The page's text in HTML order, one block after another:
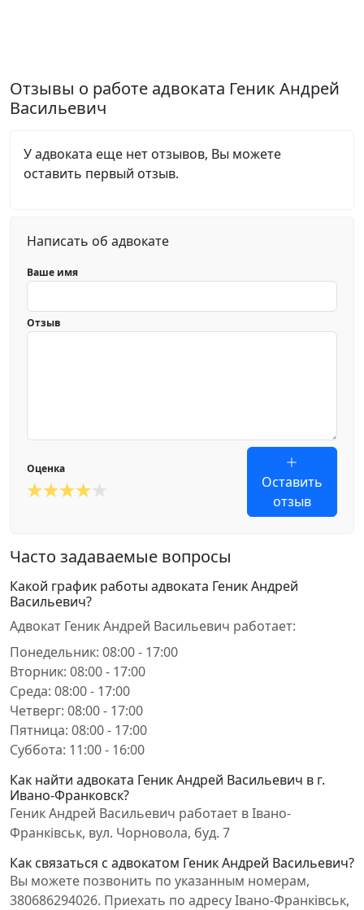
Отзывы о работе адвоката Геник Андрей
Васильевич
У адвоката еще нет отзывов, Вы можете
оставить первый отзыв.
Написать об адвокате
Ваше имя
Отзыв
Оценка
Оставить
отзыв
Часто задаваемые вопросы
Какой график работы адвоката Геник Андрей
Васильевич?
Адвокат Геник Андрей Васильевич работает:
Понедельник: 08:00 - 17:00
Вторник: 08:00 - 17:00
Среда: 08:00 - 17:00
Четверг: 08:00 - 17:00
Пятница: 08:00 - 17:00
Суббота: 11:00 - 16:00
Как найти адвоката Геник Андрей Васильевич в г.
Ивано-Франковск?
Геник Андрей Васильевич работает в Івано-
Франківськ, вул. Чорновола, буд. 7
Как связаться с адвокатом Геник Андрей Васильевич?
Вы можете позвонить по указанным номерам,
380686294026. Приехать по адресу Івано-Франківськ,